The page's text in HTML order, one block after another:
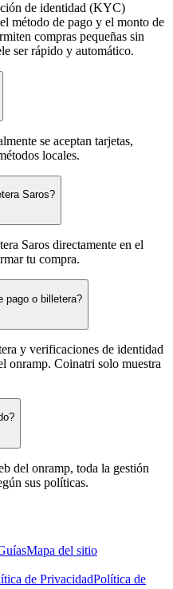
de identidad (KYC)
método de pago y el monto de
compras pequeñas sin
ser rápido y automático.
se aceptan tarjetas,
locales.
Saros?
Saros directamente en el
tu compra.
pago o billetera?
y verificaciones de identidad
onramp. Coinatri solo muestra
del onramp, toda la gestión
sus políticas.
Mapa del sitio
de PrivacidadPolítica de